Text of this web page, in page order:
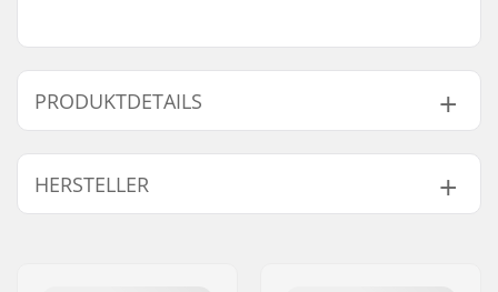
PRODUKTDETAILS
Achse:
Inklusive
Brake mounting bolt:
HERSTELLER